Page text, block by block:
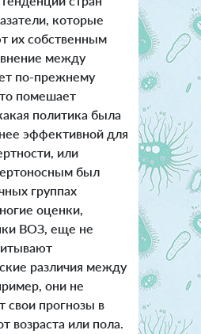
которые
их собственным
между
по-прежнему
помешает
политика была
эффективной для
или
был
группах
оценки,
ВОЗ, еще не
различия между
они не
свои прогнозы в
возраста или пола.